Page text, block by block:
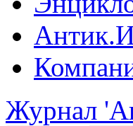
Журнал